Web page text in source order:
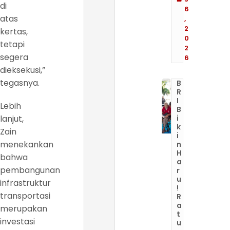
di
atas
kertas,
tetapi
segera
dieksekusi,”
tegasnya.
Lebih
lanjut,
Zain
menekankan
bahwa
pembangunan
infrastruktur
transportasi
merupakan
investasi
6
,
2
0
2
6
B
R
I
B
i
k
i
n
H
a
r
u
!
R
a
t
u